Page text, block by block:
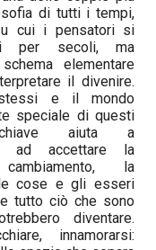
di tutti i tempi,
cui i pensatori si
per secoli, ma
elementare
il divenire.
e il mondo
speciale di questi
aiuta a
ad accettare la
la
cose e gli esseri
tutto ciò che sono
diventare.
innamorarsi: